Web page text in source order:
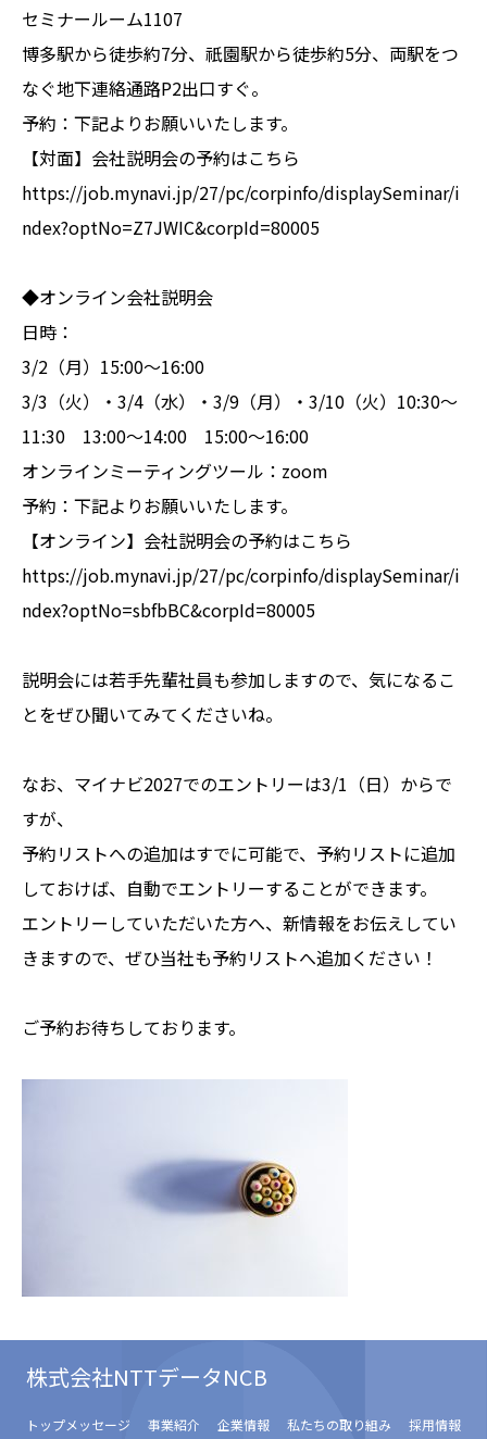
セミナールーム1107
博多駅から徒歩約7分、祇園駅から徒歩約5分、両駅をつ
なぐ地下連絡通路P2出口すぐ。
予約：下記よりお願いいたします。
【対面】会社説明会の予約はこちら
https://job.mynavi.jp/27/pc/corpinfo/displaySeminar/i
ndex?optNo=Z7JWIC&corpId=80005
◆オンライン会社説明会
日時：
3/2（月）15:00～16:00
3/3（火）・3/4（水）・3/9（月）・3/10（火）10:30～
11:30 13:00～14:00 15:00～16:00
オンラインミーティングツール：zoom
予約：下記よりお願いいたします。
【オンライン】会社説明会の予約はこちら
https://job.mynavi.jp/27/pc/corpinfo/displaySeminar/i
ndex?optNo=sbfbBC&corpId=80005
説明会には若手先輩社員も参加しますので、気になるこ
とをぜひ聞いてみてくださいね。
なお、マイナビ2027でのエントリーは3/1（日）からで
すが、
予約リストへの追加はすでに可能で、予約リストに追加
しておけば、自動でエントリーすることができます。
エントリーしていただいた方へ、新情報をお伝えしてい
きますので、ぜひ当社も予約リストへ追加ください！
ご予約お待ちしております。
株式会社NTTデータNCB
トップメッセージ 事業紹介 企業情報 私たちの取り組み 採用情報